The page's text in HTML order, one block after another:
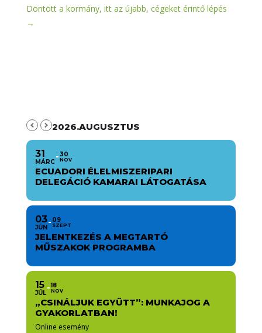
Döntött a kormány, itt az újabb, cégeket érintő lépés
→
2026.AUGUSZTUS
31
MÁRC
30
NOV
ECUADORI ÉLELMISZERIPARI
DELEGÁCIÓ KAMARAI LÁTOGATÁSA
03
JÚN
09
SZEPT
JELENTKEZÉS A MEGTARTÓ
MŰSZAKOK PROGRAMBA
15
JÚL
18
NOV
„CSINÁLJUK EGYÜTT”: MUNKAJOG A
GYAKORLATBAN!
Online esemény